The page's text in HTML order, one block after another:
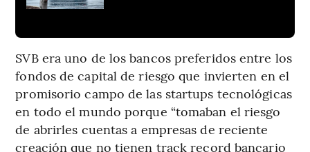
SVB era uno de los bancos preferidos entre los
fondos de capital de riesgo que invierten en el
promisorio campo de las startups tecnológicas
en todo el mundo porque “tomaban el riesgo
de abrirles cuentas a empresas de reciente
creación que no tienen track record bancario